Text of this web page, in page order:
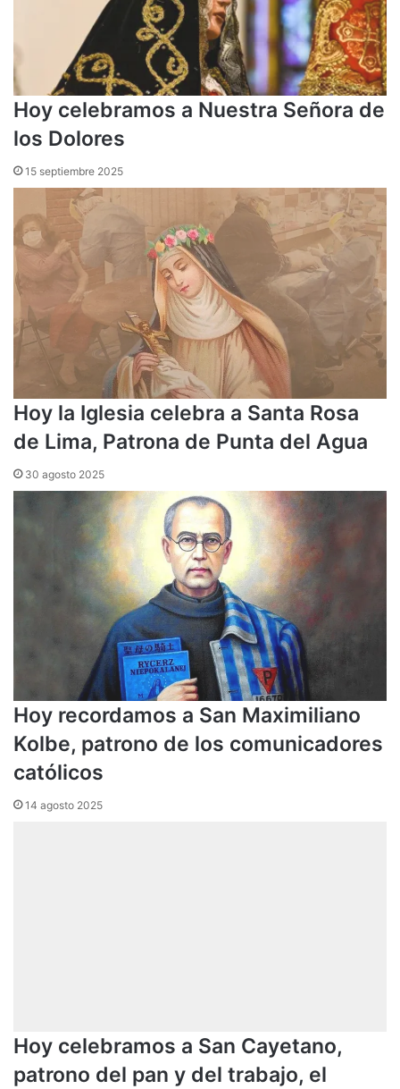
Hoy celebramos a Nuestra Señora de
los Dolores
15 septiembre 2025
Hoy la Iglesia celebra a Santa Rosa
de Lima, Patrona de Punta del Agua
30 agosto 2025
Hoy recordamos a San Maximiliano
Kolbe, patrono de los comunicadores
católicos
14 agosto 2025
Hoy celebramos a San Cayetano,
patrono del pan y del trabajo, el